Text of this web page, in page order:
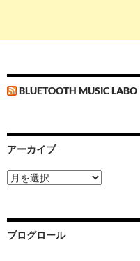
BLUETOOTH MUSIC LABO
アーカイブ
ア
ー
ブ
ブログロール